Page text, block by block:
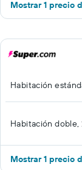
Mostrar 1 precio
Habitación
Habitación doble,
Mostrar 1 precio